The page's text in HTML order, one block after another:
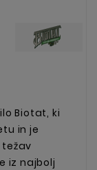
Biotat, ki
in je
iz najbolj